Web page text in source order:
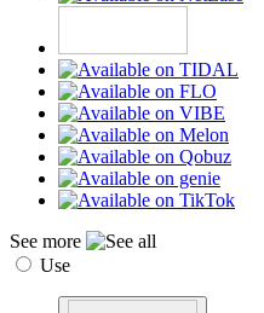
See more
Use